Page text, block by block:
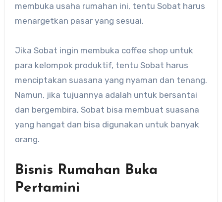
membuka usaha rumahan ini, tentu Sobat harus
menargetkan pasar yang sesuai.
Jika Sobat ingin membuka coffee shop untuk
para kelompok produktif, tentu Sobat harus
menciptakan suasana yang nyaman dan tenang.
Namun, jika tujuannya adalah untuk bersantai
dan bergembira, Sobat bisa membuat suasana
yang hangat dan bisa digunakan untuk banyak
orang.
Bisnis Rumahan Buka
Pertamini